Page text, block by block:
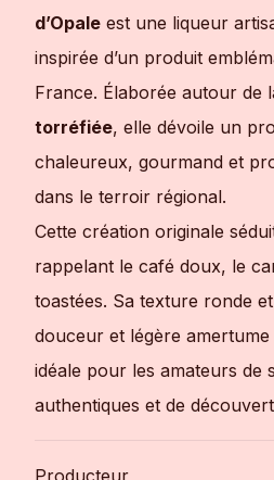
d’Opale est une liqueur
inspirée d’un produit
France. Élaborée autour de
torréfiée, elle dévoile un
chaleureux, gourmand et
dans le terroir régional.
Cette création originale
rappelant le café doux, le
toastées. Sa texture ronde
douceur et légère
idéale pour les amateurs de
authentiques et de
Producteur